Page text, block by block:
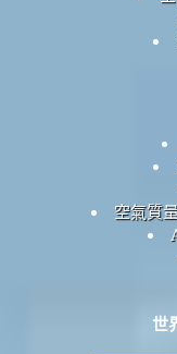
空氣質
世